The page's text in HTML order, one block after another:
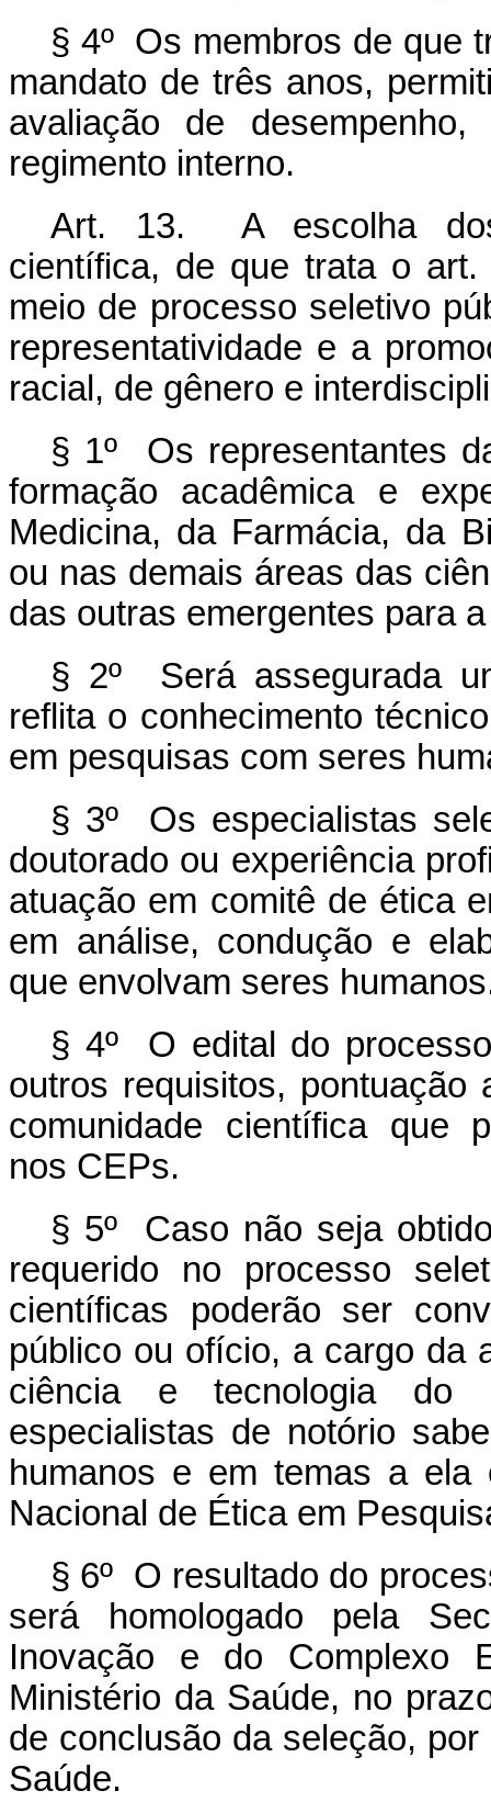
§ 4º Os membros de que
mandato de três anos,
avaliação de
regimento interno.
Art. 13. A escolha dos
científica, de que trata o
meio de processo seletivo
representatividade e a
racial, de gênero e
§ 1º Os representantes
formação acadêmica e
Medicina, da Farmácia, da
ou nas demais áreas das
das outras emergentes para
§ 2º Será assegurada
reflita o conhecimento
em pesquisas com seres
§ 3º Os especialistas
doutorado ou experiência
atuação em comitê de ética
em análise, condução e
que envolvam seres
§ 4º O edital do
outros requisitos, pontuação
comunidade científica que
nos CEPs.
§ 5º Caso não seja
requerido no processo
científicas poderão ser
público ou ofício, a cargo da
ciência e tecnologia do
especialistas de notório
humanos e em temas a ela
Nacional de Ética em
§ 6º O resultado do
será homologado pela
Inovação e do Complexo
Ministério da Saúde, no
de conclusão da seleção,
Saúde.